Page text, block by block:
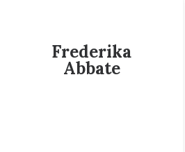
Frederika
Abbate